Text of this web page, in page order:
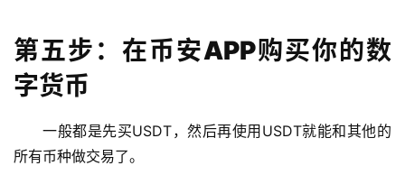
第五步：在币安APP购买你的数
字货币
一般都是先买USDT，然后再使用USDT就能和其他的
所有币种做交易了。